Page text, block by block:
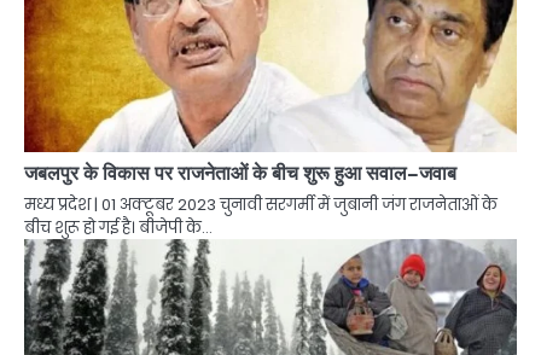
जबलपुर के विकास पर राजनेताओं के बीच शुरू हुआ सवाल–जवाब
मध्य प्रदेश | 01 अक्टूबर 2023 चुनावी सरगर्मी में जुबानी जंग राजनेताओं के
बीच शुरू हो गई है। बीजेपी के…